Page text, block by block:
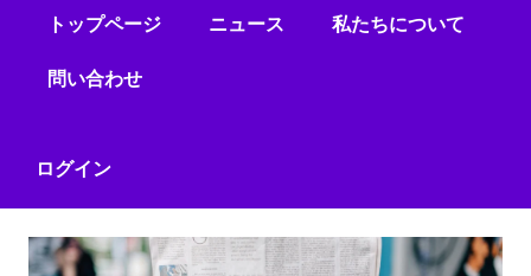
トップページ ニュース 私たちについて
問い合わせ
ログイン